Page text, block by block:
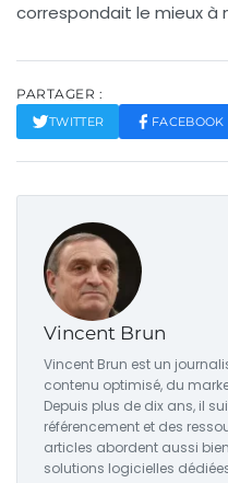
correspondait le mieux à
PARTAGER :
TWITTER FACEBOOK
Vincent Brun
Vincent Brun est un
contenu optimisé, du
Depuis plus de dix ans, il
référencement et des
articles abordent aussi
solutions logicielles